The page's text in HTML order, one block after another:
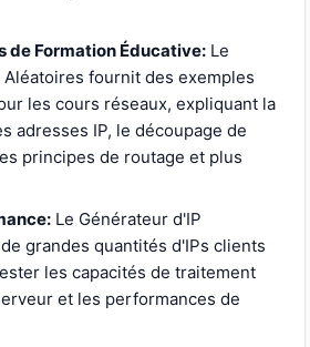
de Formation Éducative: Le
Aléatoires fournit des exemples
les cours réseaux, expliquant la
adresses IP, le découpage de
principes de routage et plus
Le Générateur d'IP
grandes quantités d'IPs clients
les capacités de traitement
et les performances de